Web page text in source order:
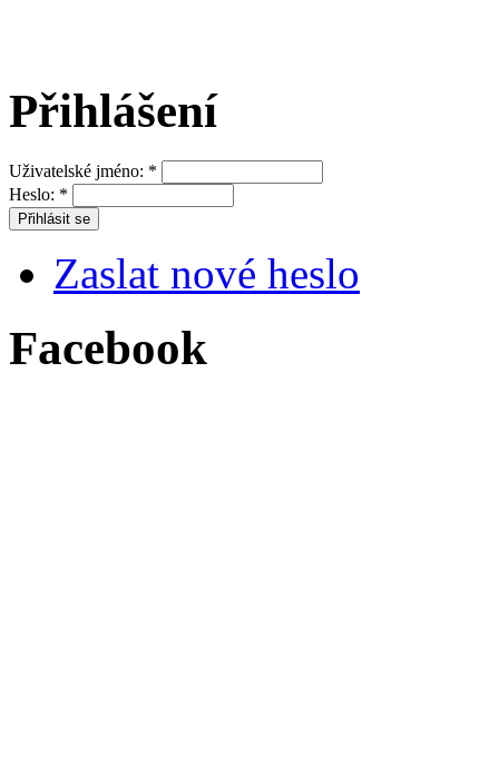
Přihlášení
Uživatelské jméno: *
Heslo: *
Zaslat nové heslo
Facebook